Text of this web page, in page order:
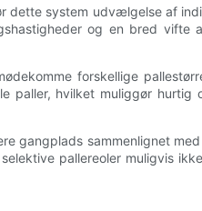
dette system udvælgelse af
og en bred vifte
forskellige
paller, hvilket muliggør
sammenlignet
pallereoler muligvis